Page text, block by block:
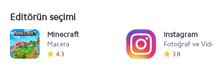
Editörün seçimi
Minecraft
Macera
4.3
Instagram
Fotoğraf ve Video
3.8